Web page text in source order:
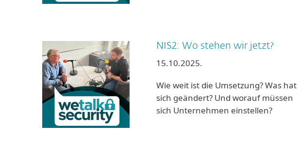
NIS2: Wo stehen wir jetzt?
15.10.2025.
Wie weit ist die Umsetzung? Was hat
sich geändert? Und worauf müssen
sich Unternehmen einstellen?